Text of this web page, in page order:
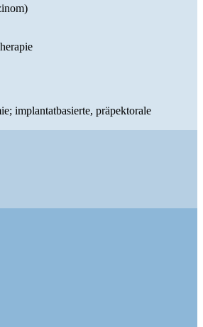
implantatbasierte, präpektorale